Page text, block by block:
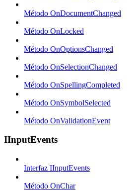
Método OnDocumentChanged
Método OnLocked
Método OnOptionsChanged
Método OnSelectionChanged
Método OnSpellingCompleted
Método OnSymbolSelected
Método OnValidationEvent
IInputEvents
Interfaz IInputEvents
Método OnChar